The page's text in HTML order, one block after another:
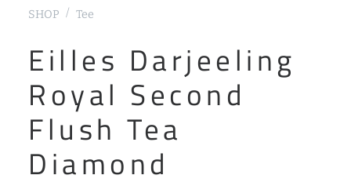
SHOP Tee
Eilles Darjeeling
Royal Second
Flush Tea
Diamond